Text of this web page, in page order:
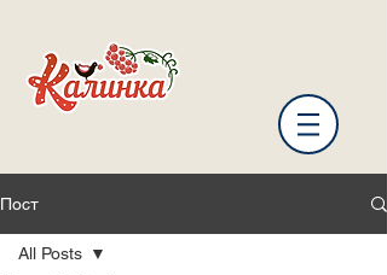
Пост
All Posts